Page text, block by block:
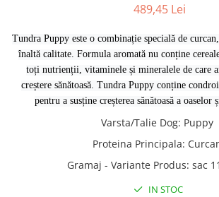
489,45 Lei
Tundra Puppy este o combinație specială de
înaltă calitate. Formula aromată nu conține
toți nutrienții, vitaminele și mineralele de care
creștere sănătoasă. Tundra Puppy conține
pentru a susține creșterea sănătoasă a oaselor
Varsta/Talie Dog: Puppy
Proteina Principala:
Gramaj - Variante Produs: sac
IN STOC